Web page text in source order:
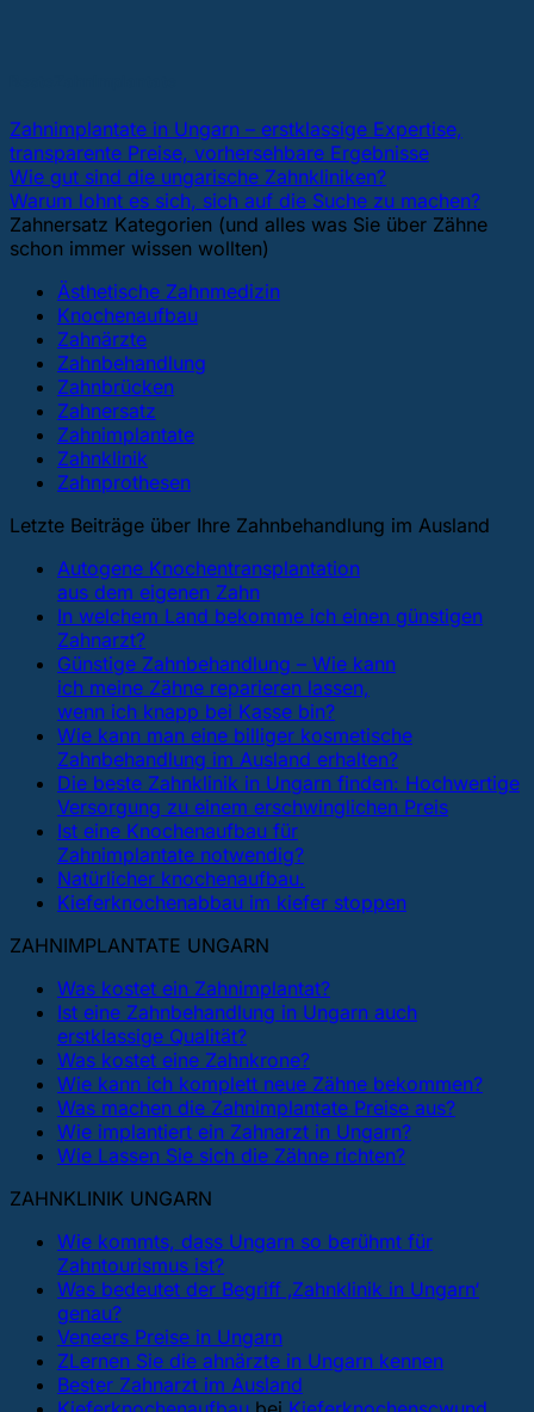
Zahnimplantate in Ungarn – erstklassige Expertise,
transparente Preise, vorhersehbare Ergebnisse
Wie gut sind die ungarische Zahnkliniken?
Warum lohnt es sich, sich auf die Suche zu machen?
Zahnersatz Kategorien (und alles was Sie über Zähne
schon immer wissen wollten)
Ästhetische Zahnmedizin
Knochenaufbau
Zahnärzte
Zahnbehandlung
Zahnbrücken
Zahnersatz
Zahnimplantate
Zahnklinik
Zahnprothesen
Letzte Beiträge über Ihre Zahnbehandlung im Ausland
Autogene Knochentransplantation
aus dem eigenen Zahn
In welchem ​​Land bekomme ich einen günstigen
Zahnarzt?
Günstige Zahnbehandlung – Wie kann
ich meine Zähne reparieren lassen,
wenn ich knapp bei Kasse bin?
Wie kann man eine billiger kosmetische
Zahnbehandlung im Ausland erhalten?
Die beste Zahnklinik in Ungarn finden: Hochwertige
Versorgung zu einem erschwinglichen Preis
Ist eine Knochenaufbau für
Zahnimplantate notwendig?
Natürlicher knochenaufbau.
Kieferknochenabbau im kiefer stoppen
ZAHNIMPLANTATE UNGARN
Was kostet ein Zahnimplantat?
Ist eine Zahnbehandlung in Ungarn auch
erstklassige Qualität?
Was kostet eine Zahnkrone?
Wie kann ich komplett neue Zähne bekommen?
Was machen die Zahnimplantate Preise aus?
Wie implantiert ein Zahnarzt in Ungarn?
Wie Lassen Sie sich die Zähne richten?
ZAHNKLINIK UNGARN
Wie kommts, dass Ungarn so berühmt für
Zahntourismus ist?
Was bedeutet der Begriff ‚Zahnklinik in Ungarn‘
genau?
Veneers Preise in Ungarn
ZLernen Sie die ahnärzte in Ungarn kennen
Bester Zahnarzt im Ausland